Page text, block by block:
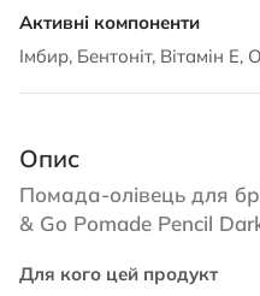
Імбир, Бентоніт, Вітамін
Опис
Помада-олівець для
& Go Pomade Pencil
Для кого цей продукт